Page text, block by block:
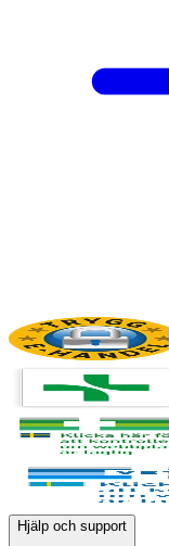
Hjälp och support